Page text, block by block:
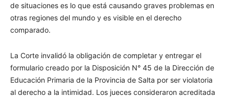
de situaciones es lo que está causando graves problemas en
otras regiones del mundo y es visible en el derecho
comparado.
La Corte invalidó la obligación de completar y entregar el
formulario creado por la Disposición N° 45 de la Dirección de
Educación Primaria de la Provincia de Salta por ser violatoria
al derecho a la intimidad. Los jueces consideraron acreditada